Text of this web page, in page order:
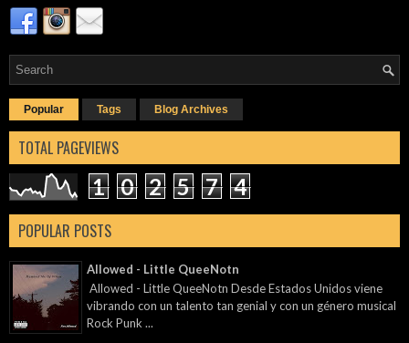
Popular Tags Blog Archives
TOTAL PAGEVIEWS
1 0 2 5 7 4
POPULAR POSTS
Allowed - Little QueeNotn
Allowed - Little QueeNotn Desde Estados Unidos viene
vibrando con un talento tan genial y con un género musical
Rock Punk ...